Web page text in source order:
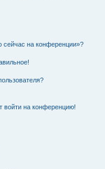
сейчас на конференции»?
войти на конференцию!